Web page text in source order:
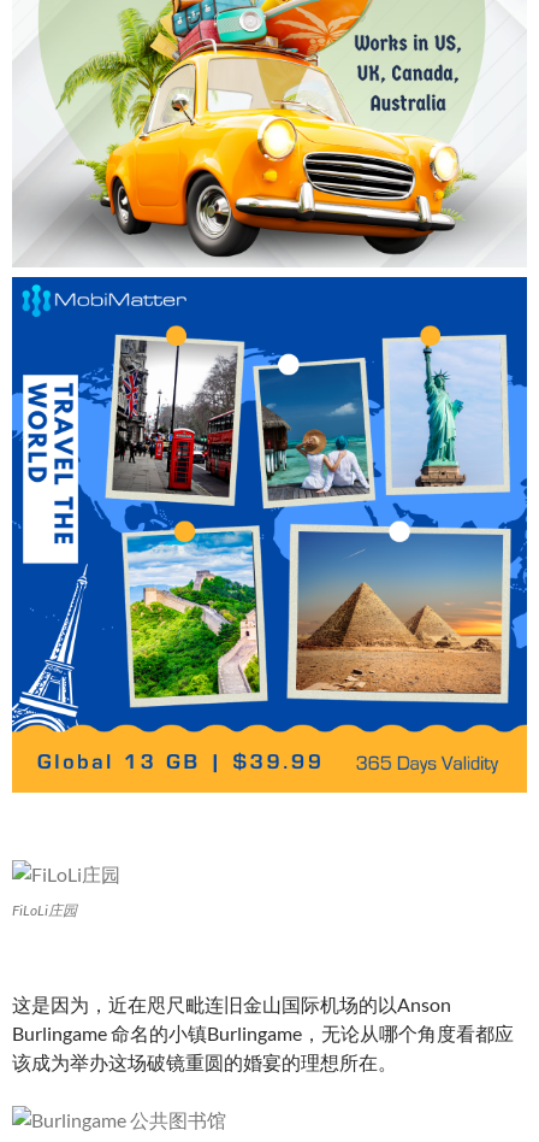
FiLoLi庄园
这是因为，近在咫尺毗连旧金山国际机场的以Anson
Burlingame 命名的小镇Burlingame，无论从哪个角度看都应
该成为举办这场破镜重圆的婚宴的理想所在。